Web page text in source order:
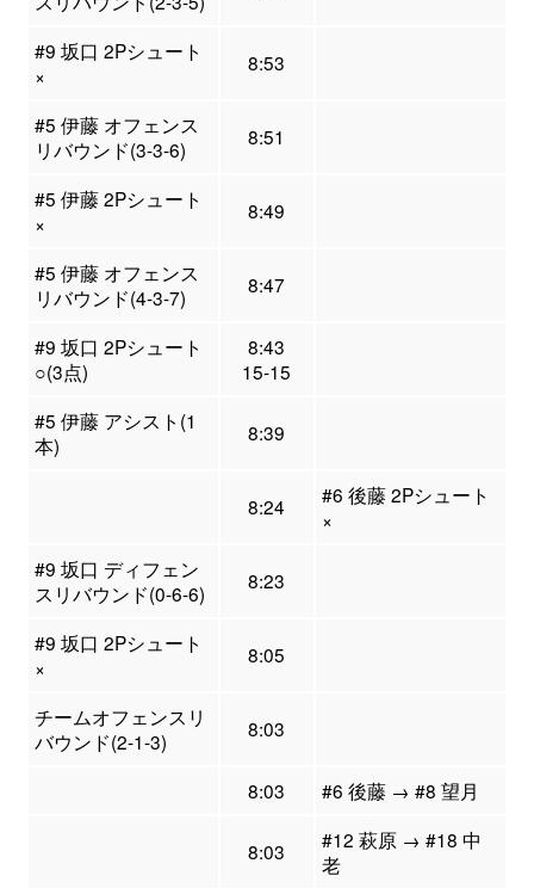
#9 坂口 2Pシュート
×
8:53
#5 伊藤 オフェンス
リバウンド(3-3-6)
8:51
#5 伊藤 2Pシュート
×
8:49
#5 伊藤 オフェンス
リバウンド(4-3-7)
8:47
#9 坂口 2Pシュート
○(3点)
8:43
15-15
#5 伊藤 アシスト(1
本)
8:39
8:24
#6 後藤 2Pシュート
×
#9 坂口 ディフェン
スリバウンド(0-6-6)
8:23
#9 坂口 2Pシュート
×
8:05
チームオフェンスリ
バウンド(2-1-3)
8:03
8:03 #6 後藤 → #8 望月
8:03
#12 萩原 → #18 中
老